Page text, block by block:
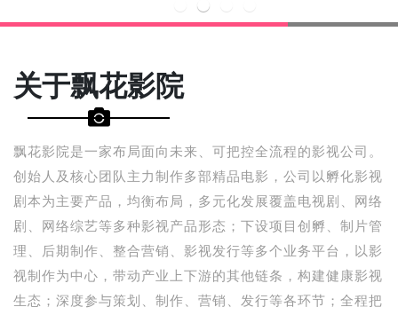
关于飘花影院
飘花影院是一家布局面向未来、可把控全流程的影视公司。
创始人及核心团队主力制作多部精品电影，公司以孵化影视
剧本为主要产品，均衡布局，多元化发展覆盖电视剧、网络
剧、网络综艺等多种影视产品形态；下设项目创孵、制片管
理、后期制作、整合营销、影视发行等多个业务平台，以影
视制作为中心，带动产业上下游的其他链条，构建健康影视
生态；深度参与策划、制作、营销、发行等各环节；全程把